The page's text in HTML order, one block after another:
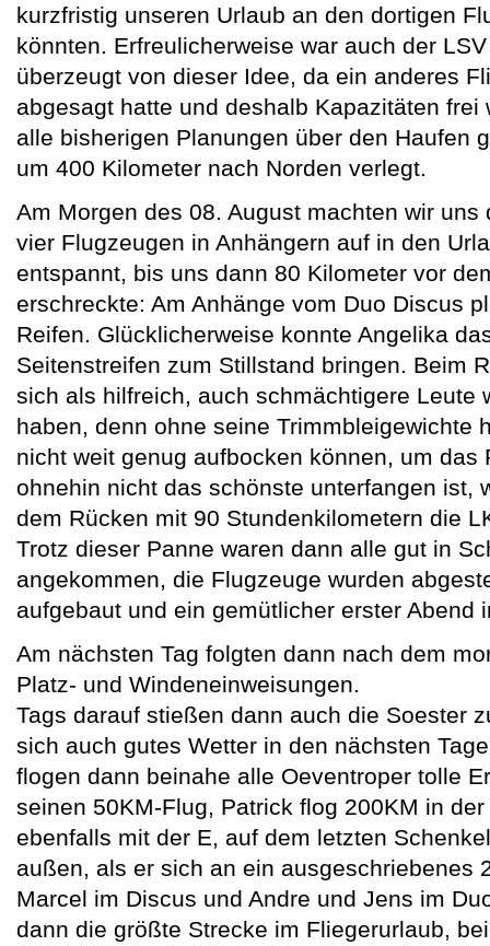
kurzfristig unseren Urlaub an den dortigen
könnten. Erfreulicherweise war auch der
überzeugt von dieser Idee, da ein anderes
abgesagt hatte und deshalb Kapazitäten frei
alle bisherigen Planungen über den Haufen
um 400 Kilometer nach Norden verlegt.
Am Morgen des 08. August machten wir uns
vier Flugzeugen in Anhängern auf in den
entspannt, bis uns dann 80 Kilometer vor
erschreckte: Am Anhänge vom Duo Discus
Reifen. Glücklicherweise konnte Angelika
Seitenstreifen zum Stillstand bringen. Beim
sich als hilfreich, auch schmächtigere Leute
haben, denn ohne seine Trimmbleigewichte
nicht weit genug aufbocken können, um das
ohnehin nicht das schönste unterfangen ist,
dem Rücken mit 90 Stundenkilometern die
Trotz dieser Panne waren dann alle gut in
angekommen, die Flugzeuge wurden
aufgebaut und ein gemütlicher erster Abend
Am nächsten Tag folgten dann nach dem
Platz- und Windeneinweisungen.
Tags darauf stießen dann auch die Soester
sich auch gutes Wetter in den nächsten
flogen dann beinahe alle Oeventroper tolle
seinen 50KM-Flug, Patrick flog 200KM in
ebenfalls mit der E, auf dem letzten
außen, als er sich an ein ausgeschriebenes
Marcel im Discus und Andre und Jens im
dann die größte Strecke im Fliegerurlaub,